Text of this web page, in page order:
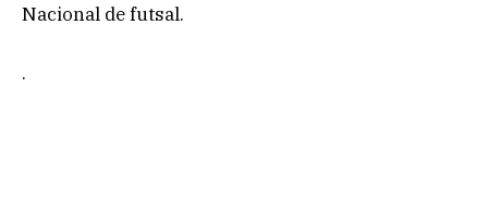
Nacional de futsal.
.